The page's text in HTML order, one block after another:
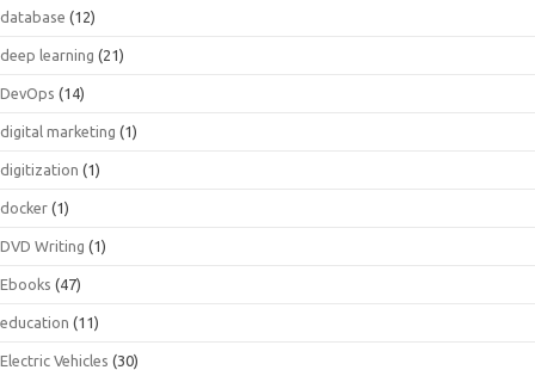
database (12)
deep learning (21)
DevOps (14)
digital marketing (1)
digitization (1)
docker (1)
DVD Writing (1)
Ebooks (47)
education (11)
Electric Vehicles (30)